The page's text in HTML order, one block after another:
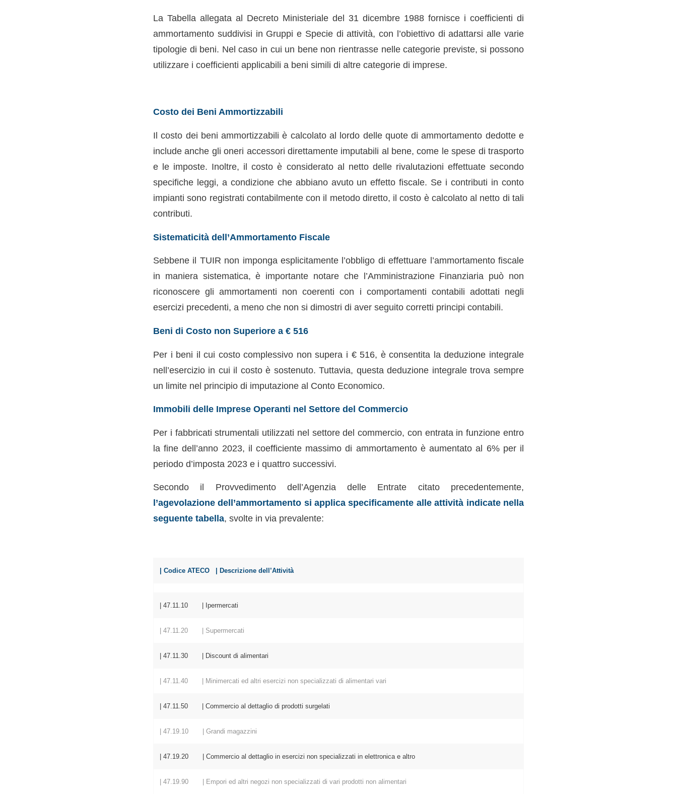
La Tabella allegata al Decreto Ministeriale del 31 dicembre 1988 fornisce i coefficienti di
ammortamento suddivisi in Gruppi e Specie di attività, con l’obiettivo di adattarsi alle varie
tipologie di beni. Nel caso in cui un bene non rientrasse nelle categorie previste, si possono
utilizzare i coefficienti applicabili a beni simili di altre categorie di imprese.
Costo dei Beni Ammortizzabili
Il costo dei beni ammortizzabili è calcolato al lordo delle quote di ammortamento dedotte e
include anche gli oneri accessori direttamente imputabili al bene, come le spese di trasporto
e le imposte. Inoltre, il costo è considerato al netto delle rivalutazioni effettuate secondo
specifiche leggi, a condizione che abbiano avuto un effetto fiscale. Se i contributi in conto
impianti sono registrati contabilmente con il metodo diretto, il costo è calcolato al netto di tali
contributi.
Sistematicità dell’Ammortamento Fiscale
Sebbene il TUIR non imponga esplicitamente l’obbligo di effettuare l’ammortamento fiscale
in maniera sistematica, è importante notare che l’Amministrazione Finanziaria può non
riconoscere gli ammortamenti non coerenti con i comportamenti contabili adottati negli
esercizi precedenti, a meno che non si dimostri di aver seguito corretti principi contabili.
Beni di Costo non Superiore a € 516
Per i beni il cui costo complessivo non supera i € 516, è consentita la deduzione integrale
nell’esercizio in cui il costo è sostenuto. Tuttavia, questa deduzione integrale trova sempre
un limite nel principio di imputazione al Conto Economico.
Immobili delle Imprese Operanti nel Settore del Commercio
Per i fabbricati strumentali utilizzati nel settore del commercio, con entrata in funzione entro
la fine dell’anno 2023, il coefficiente massimo di ammortamento è aumentato al 6% per il
periodo d’imposta 2023 e i quattro successivi.
Secondo il Provvedimento dell’Agenzia delle Entrate citato precedentemente,
l’agevolazione dell’ammortamento si applica specificamente alle attività indicate nella
seguente tabella, svolte in via prevalente:
| Codice ATECO | Descrizione dell’Attività
| 47.11.10 | Ipermercati
| 47.11.20 | Supermercati
| 47.11.30 | Discount di alimentari
| 47.11.40 | Minimercati ed altri esercizi non specializzati di alimentari vari
| 47.11.50 | Commercio al dettaglio di prodotti surgelati
| 47.19.10 | Grandi magazzini
| 47.19.20 | Commercio al dettaglio in esercizi non specializzati in elettronica e altro
| 47.19.90 | Empori ed altri negozi non specializzati di vari prodotti non alimentari